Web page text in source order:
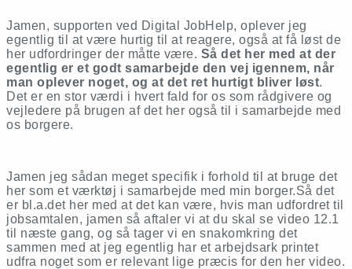
Jamen, supporten ved Digital JobHelp, oplever jeg
egentlig til at være hurtig til at reagere, også at få løst de
her udfordringer der måtte være. Så det her med at der
egentlig er et godt samarbejde den vej igennem, når
man oplever noget, og at det ret hurtigt bliver løst.
Det er en stor værdi i hvert fald for os som rådgivere og
vejledere på brugen af det her også til i samarbejde med
os borgere.
Jamen jeg sådan meget specifik i forhold til at bruge det
her som et værktøj i samarbejde med min borger.Så det
er bl.a.det her med at det kan være, hvis man udfordret til
jobsamtalen, jamen så aftaler vi at du skal se video 12.1
til næste gang, og så tager vi en snakomkring det
sammen med at jeg egentlig har et arbejdsark printet
udfra noget som er relevant lige præcis for den her video.